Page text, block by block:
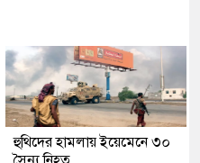
হুথিদের হামলায় ইয়েমেনে ৩০